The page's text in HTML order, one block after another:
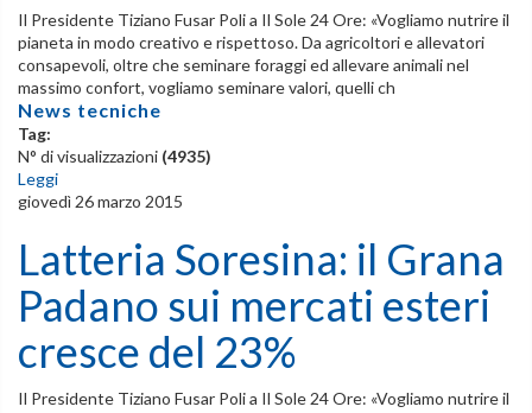
Il Presidente Tiziano Fusar Poli a Il Sole 24 Ore: «Vogliamo nutrire il
pianeta in modo creativo e rispettoso. Da agricoltori e allevatori
consapevoli, oltre che seminare foraggi ed allevare animali nel
massimo confort, vogliamo seminare valori, quelli ch
News tecniche
Tag:
N° di visualizzazioni (4935)
Leggi
giovedì 26 marzo 2015
Latteria Soresina: il Grana
Padano sui mercati esteri
cresce del 23%
Il Presidente Tiziano Fusar Poli a Il Sole 24 Ore: «Vogliamo nutrire il